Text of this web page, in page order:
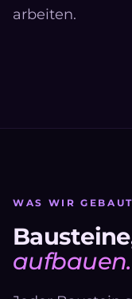
arbeiten.
WAS WIR
aufbauen.